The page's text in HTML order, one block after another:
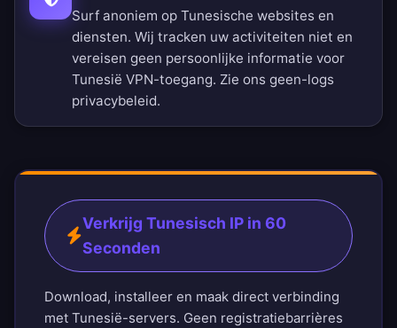
Surf anoniem op Tunesische websites en
diensten. Wij tracken uw activiteiten niet en
vereisen geen persoonlijke informatie voor
Tunesië VPN-toegang. Zie ons geen-logs
privacybeleid.
Verkrijg Tunesisch IP in 60
Seconden
Download, installeer en maak direct verbinding
met Tunesië-servers. Geen registratiebarrières